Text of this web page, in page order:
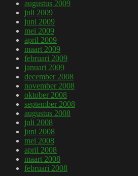
augustus 2009
juli 2009
juni 2009
mei 2009
april 2009
maart 2009
februari 2009
januari 2009
december 2008
november 2008
oktober 2008
september 2008
augustus 2008
juli 2008
juni 2008
mei 2008
april 2008
maart 2008
februari 2008